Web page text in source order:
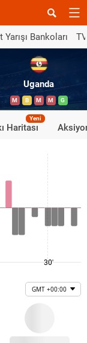
Yarışı Bankoları
Uganda
M B M M G
Haritası
Yeni
30'
GMT +00:00